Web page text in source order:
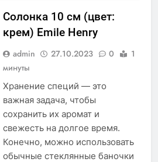
Солонка 10 см (цвет:
крем) Emile Henry
admin 27.10.2023 0
1
минуты
Хранение специй — это
важная задача, чтобы
сохранить их аромат и
свежесть на долгое время.
Конечно, можно использовать
обычные стеклянные баночки